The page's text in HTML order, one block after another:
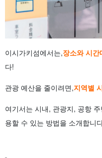
이시가키섬에서는,장소와 시간
다!
관광 예산을 줄이려면,지역별
여기서는 시내, 관광지, 공항
용할 수 있는 방법을 소개합니